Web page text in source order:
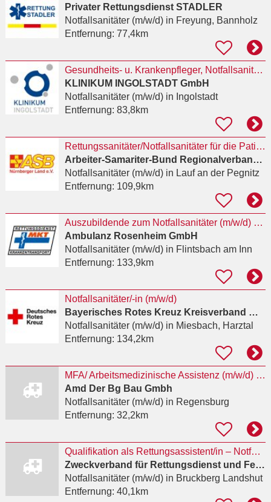
Privater Rettungsdienst STADLER
Notfallsanitäter (m/w/d)in Freyung, Bannholz
Entfernung: 77,4km
Gesundheits- u. Krankenpfleger, Notfallsanitäter (m/w/d)
KLINIKUM INGOLSTADT GmbH
Notfallsanitäter (m/w/d)in Ingolstadt
Entfernung: 83,8km
Rettungssanitäter/Notfallsanitäter für die Patientenrückholung (m/w/d)
Arbeiter-Samariter-Bund Regionalverband Nürnberger Land e.V.
Notfallsanitäter (m/w/d)in Lauf an der Pegnitz
Entfernung: 109,9km
Auszubildende zum Notfallsanitäter (m/w/d) 2027
Ambulanz Rosenheim GmbH
Notfallsanitäter (m/w/d)in Flintsbach am Inn
Entfernung: 133,9km
Notfallsanitäter/-in (m/w/d)
Bayerisches Rotes Kreuz Kreisverband Miesbach
Notfallsanitäter (m/w/d)in Miesbach, Harztal
Entfernung: 134,2km
MFA/ Arbeitsmedizinische Assistenz (m/w/d) befristet auf 2 Jahre
Amd Der Bg Bau Gmbh
Notfallsanitäter (m/w/d)in Regensburg
Entfernung: 32,2km
Qualifikation als Rettungsassistent/in – Notfallsanitäter/in und/oder
Zweckverband für Rettungsdienst und Feuerwehralarmierung Landshut (ZRF)
Notfallsanitäter (m/w/d)in Bruckberg Landshut
Entfernung: 40,1km